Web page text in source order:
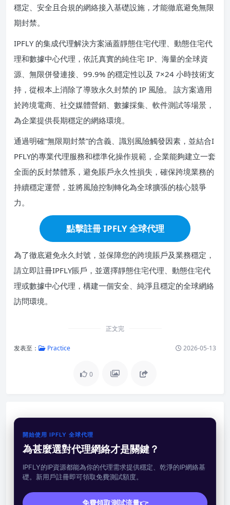
穩定、安全且合規的網絡接入基礎設施，才能徹底避免無限
期封禁。
IPFLY 的集成代理解決方案涵蓋靜態住宅代理、動態住宅代
理和數據中心代理，依託真實的純住宅 IP、海量的全球資
源、無限併發連接、99.9% 的穩定性以及 7×24 小時技術支
持，從根本上消除了導致永久封禁的 IP 風險。 該方案適用
於跨境電商、社交媒體營銷、數據採集、軟件測試等場景，
為企業提供長期穩定的網絡環境。
通過明確“無限期封禁”的含義、識別風險觸發因素，並結合I
PFLY的專業代理服務和標準化操作規範，企業能夠建立一套
全面的反封禁體系，避免賬戶永久性損失，確保跨境業務的
持續穩定運營，並將風險控制轉化為全球擴張的核心競爭
力。
點擊註冊 IPFLY 全球代理
為了徹底避免永久封號，並保障您的跨境賬戶及業務穩定，
請立即註冊IPFLY賬戶，並選擇靜態住宅代理、動態住宅代
理或數據中心代理，構建一個安全、純淨且穩定的全球網絡
訪問環境。
正文完
发表至： Practice 2026-05-13
0
開始使用 IPFLY 全球代理
為甚麼選對代理網絡才是關鍵？
IPFLY的IP資源都能為你的代理需求提供穩定、乾淨的IP網絡基
礎。新用戶註冊即可領取免費測試額度。
免費領取測試流量👉